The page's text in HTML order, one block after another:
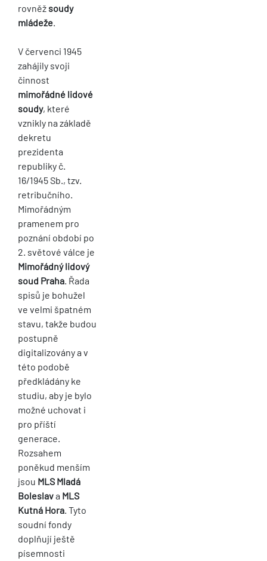
rovněž soudy
mládeže.
V červenci 1945
zahájily svoji
činnost
mimořádné lidové
soudy, které
vznikly na základě
dekretu
prezidenta
republiky č.
16/1945 Sb., tzv.
retribučního.
Mimořádným
pramenem pro
poznání období po
2. světové válce je
Mimořádný lidový
soud Praha. Řada
spisů je bohužel
ve velmi špatném
stavu, takže budou
postupně
digitalizovány a v
této podobě
předkládány ke
studiu, aby je bylo
možné uchovat i
pro příští
generace.
Rozsahem
poněkud menším
jsou MLS Mladá
Boleslava MLS
Kutná Hora. Tyto
soudní fondy
doplňují ještě
písemnosti